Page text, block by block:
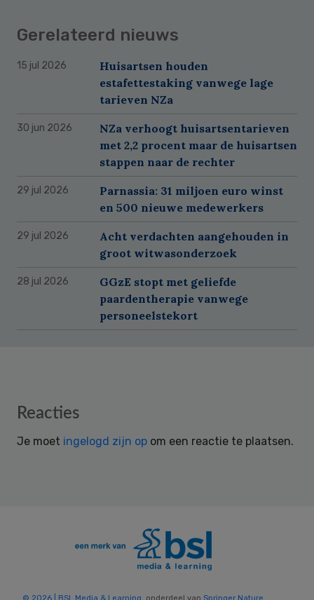
Gerelateerd nieuws
15 jul 2026
Huisartsen houden
estafettestaking vanwege lage
tarieven NZa
30 jun 2026
NZa verhoogt huisartsentarieven
met 2,2 procent maar de huisartsen
stappen naar de rechter
29 jul 2026
Parnassia: 31 miljoen euro winst
en 500 nieuwe medewerkers
29 jul 2026
Acht verdachten aangehouden in
groot witwasonderzoek
28 jul 2026
GGzE stopt met geliefde
paardentherapie vanwege
personeelstekort
Reader
Reacties
Je moet ingelogd zijn op om een reactie te plaatsen.
© 2026 | BSL Media & Learning , onderdeel van Springer Nature